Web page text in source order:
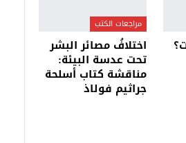
مراجعات الكتب
اختلافُ مصائر البشر
تحت عدسة البيئة:
مناقشة كتاب أسلحة
جراثيم فولاذ